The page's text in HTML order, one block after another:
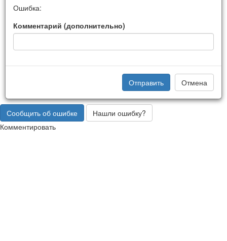
Ошибка:
Комментарий (дополнительно)
Отправить Отмена
Сообщить об ошибке
Нашли ошибку?
Комментировать